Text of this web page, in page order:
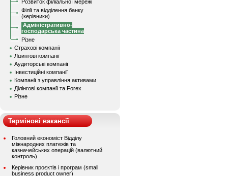
Розвиток філіальної мережі
Філії та відділення банку
(керівники)
Адміністративно-
господарська частина
Різне
Страхові компанії
Лізингові компанії
Аудиторські компанії
Інвестиційні компанії
Компанії з управління активами
Ділінгові компанії та Forex
Різне
Термінові вакансії
Головний економіст Відділу
міжнародних платежів та
казначейських операцій (валютний
контроль)
Керівник проєктів і програм (small
business product owner)